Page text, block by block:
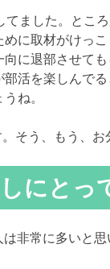
ました。とこ
に取材がけっ
に退部させて
活を楽しんで
ね。
そう、もう、お
にとっ
非常に多いと思